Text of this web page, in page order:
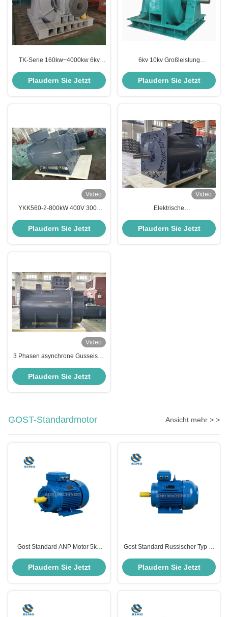
TK-Serie 160kw~4000kw 6kv
Hochspannung Drei-Phasen-
Plaudern Sie Jetzt
6kv 10kv Großleistung
Asynchron-Elektromotor
Plaudern Sie Jetzt
Video
YKK560-2-800kW 400V 3000
Drei-Phasen-Asynchronmotor
Plaudern Sie Jetzt
Video
Elektrische
Baureihe YKK 400V 6000V
Plaudern Sie Jetzt
Video
3 Phasen asynchrone Gusseisen
3000 Rpm 50hz IP55 Klasse F
IC511 S1 IMB3 Elektromotor
Plaudern Sie Jetzt
GOST-Standardmotor Ansicht mehr > >
Gost Standard ANP Motor 5kw
Phasen-Elektromotoren
Plaudern Sie Jetzt
Gost Standard Russischer Typ 3-
Asynchronmotor 22 kW 30 PS
Induktionselektromotor
Plaudern Sie Jetzt